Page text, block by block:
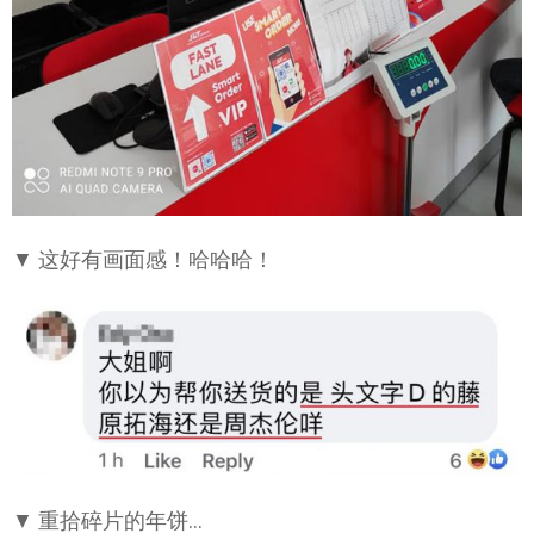
▼ 这好有画面感！哈哈哈！
▼ 重拾碎片的年饼…